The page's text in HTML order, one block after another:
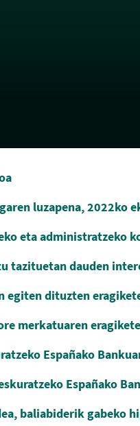
luzapena,
eta administratzeko
tazituetan dauden
egiten dituzten
merkatuaren
Españako
Españako
baliabiderik gabeko